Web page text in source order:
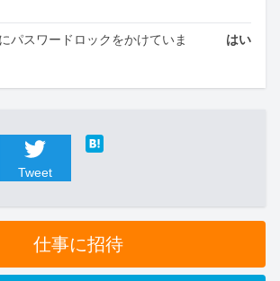
パスワードロックをかけていま
はい
Tweet
仕事に招待